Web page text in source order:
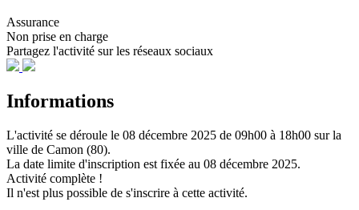
Assurance
Non prise en charge
Partagez l'activité sur les réseaux sociaux
Informations
L'activité se déroule le 08 décembre 2025 de 09h00 à 18h00 sur la
ville de Camon (80).
La date limite d'inscription est fixée au 08 décembre 2025.
Activité complète !
Il n'est plus possible de s'inscrire à cette activité.